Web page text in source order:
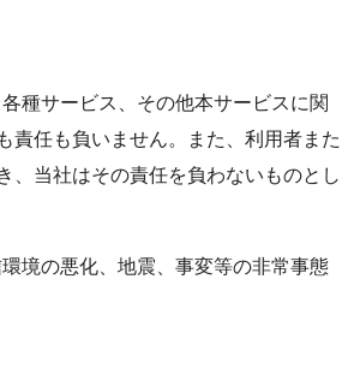
種サービス、その他本サービスに関
責任も負いません。また、利用者また
、当社はその責任を負わないものとし
境の悪化、地震、事変等の非常事態